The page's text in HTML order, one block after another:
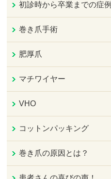
初診時から卒業までの症例
巻き爪手術
肥厚爪
マチワイヤー
VHO
コットンパッキング
巻き爪の原因とは？